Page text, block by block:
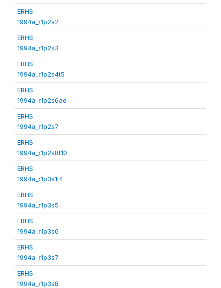
ERHS
1994a_r1p2s2
ERHS
1994a_r1p2s3
ERHS
1994a_r1p2s4t5
ERHS
1994a_r1p2s6ad
ERHS
1994a_r1p2s7
ERHS
1994a_r1p2s8t10
ERHS
1994a_r1p3s1t4
ERHS
1994a_r1p3s5
ERHS
1994a_r1p3s6
ERHS
1994a_r1p3s7
ERHS
1994a_r1p3s8